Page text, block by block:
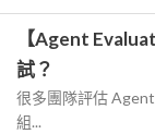
【Agent
試？
很多團隊評估
組...